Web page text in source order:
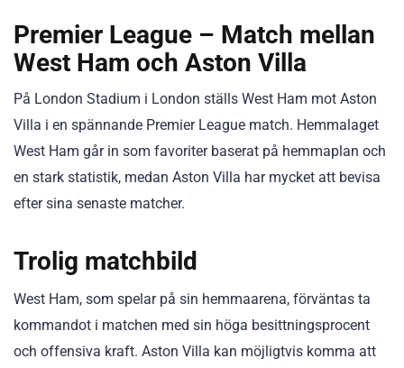
Premier League – Match mellan
West Ham och Aston Villa
På London Stadium i London ställs West Ham mot Aston
Villa i en spännande Premier League match. Hemmalaget
West Ham går in som favoriter baserat på hemmaplan och
en stark statistik, medan Aston Villa har mycket att bevisa
efter sina senaste matcher.
Trolig matchbild
West Ham, som spelar på sin hemmaarena, förväntas ta
kommandot i matchen med sin höga besittningsprocent
och offensiva kraft. Aston Villa kan möjligtvis komma att